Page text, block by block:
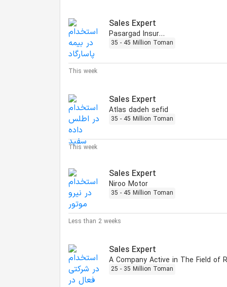
Sales Expert
Pasargad Insurance
35 - 45 Million Toman
This week
Sales Expert
Atlas dadeh sefid
35 - 45 Million Toman
This week
Sales Expert
Niroo Motor
35 - 45 Million Toman
Less than 2 weeks
Sales Expert
25 - 35 Million Toman